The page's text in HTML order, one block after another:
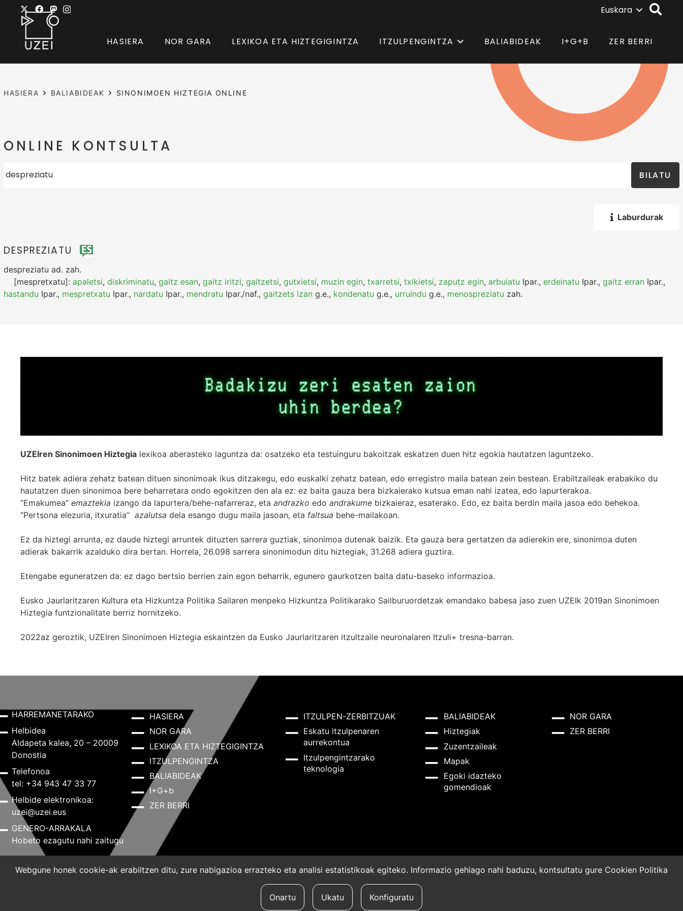
Euskara
HASIERA NOR GARA LEXIKOA ETA HIZTEGIGINTZA ITZULPENGINTZA BALIABIDEAK I+G+B ZER BERRI
HASIERA BALIABIDEAK SINONIMOEN HIZTEGIA ONLINE
ONLINE KONTSULTA
BILATU
Laburdurak
DESPREZIATU
despreziatu ad. zah.
[mespretxatu]: apaletsi, diskriminatu, gaitz esan, gaitz iritzi, gaitzetsi, gutxietsi, muzin egin, txarretsi, txikietsi, zaputz egin, arbuiatu Ipar., erdeinatu Ipar., gaitz erran Ipar.,
hastandu Ipar., mespretxatu Ipar., nardatu Ipar., mendratu Ipar./naf., gaitzets izan g.e., kondenatu g.e., urruindu g.e., menospreziatu zah.
UZEIren Sinonimoen Hiztegia lexikoa aberasteko laguntza da: osatzeko eta testuinguru bakoitzak eskatzen duen hitz egokia hautatzen laguntzeko.
Hitz batek adiera zehatz batean dituen sinonimoak ikus ditzakegu, edo euskalki zehatz batean, edo erregistro maila batean zein bestean. Erabiltzaileak erabakiko du
hautatzen duen sinonimoa bere beharretara ondo egokitzen den ala ez: ez baita gauza bera bizkaierako kutsua eman nahi izatea, edo lapurterakoa.
“Emakumea” emaztekia izango da lapurtera/behe-nafarreraz, eta andrazko edo andrakume bizkaieraz, esaterako. Edo, ez baita berdin maila jasoa edo behekoa.
“Pertsona elezuria, itxuratia” azalutsa dela esango dugu maila jasoan, eta faltsua behe-mailakoan.
Ez da hiztegi arrunta, ez daude hiztegi arruntek dituzten sarrera guztiak, sinonimoa dutenak baizik. Eta gauza bera gertatzen da adierekin ere, sinonimoa duten
adierak bakarrik azalduko dira bertan. Horrela, 26.098 sarrera sinonimodun ditu hiztegiak, 31.268 adiera guztira.
Etengabe eguneratzen da: ez dago bertsio berrien zain egon beharrik, egunero gaurkotzen baita datu-baseko informazioa.
Eusko Jaurlaritzaren Kultura eta Hizkuntza Politika Sailaren menpeko Hizkuntza Politikarako Sailburuordetzak emandako babesa jaso zuen UZEIk 2019an Sinonimoen
Hiztegia funtzionalitate berriz hornitzeko.
2022az geroztik, UZEIren Sinonimoen Hiztegia eskaintzen da Eusko Jaurlaritzaren itzultzaile neuronalaren Itzuli+ tresna-barran.
HARREMANETARAKO
Helbidea
Aldapeta kalea, 20 – 20009
Donostia
Telefonoa
tel: +34 943 47 33 77
Helbide elektronikoa:
uzei@uzei.eus
GENERO-ARRAKALA
Hobeto ezagutu nahi zaitugu
HASIERA
NOR GARA
LEXIKOA ETA HIZTEGIGINTZA
ITZULPENGINTZA
BALIABIDEAK
I+G+b
ZER BERRI
ITZULPEN-ZERBITZUAK
Eskatu itzulpenaren
aurrekontua
Itzulpengintzarako
teknologia
BALIABIDEAK
Hiztegiak
Zuzentzaileak
Mapak
Egoki idazteko
gomendioak
NOR GARA
ZER BERRI
Lege-oharra Cookie-politika
Webgune honek cookie-ak erabiltzen ditu, zure nabigazioa errazteko eta analisi estatistikoak egiteko. Informazio gehiago nahi baduzu, kontsultatu gure Cookien Politika
Onartu Ukatu Konfiguratu